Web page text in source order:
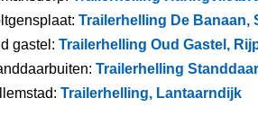
Trailerhelling De Banaan,
gastel: Trailerhelling Oud Gastel,
Trailerhelling
Trailerhelling, Lantaarndijk